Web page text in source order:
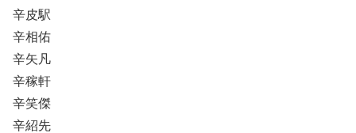
辛皮駅
辛相佑
辛矢凡
辛稼軒
辛笑傑
辛紹先